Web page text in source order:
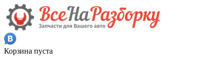
Корзина пуста